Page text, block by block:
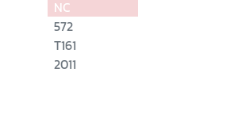
NC
572
T161
2011